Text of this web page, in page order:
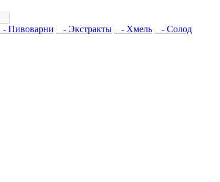
- Пивоварни - Экстракты - Хмель - Солод